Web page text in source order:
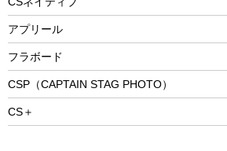
トレッキング
トレッキングアクセサリー
プレイグッズ
ウェルネス
アプリール
フラボード
CSP（CAPTAIN STAG PHOTO）
CS＋